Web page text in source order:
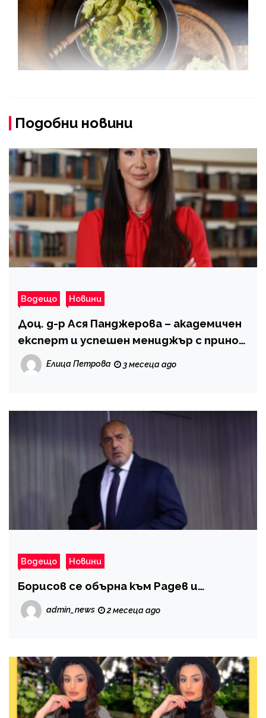
Подобни новини
Водещо Новини
Доц. д-р Ася Панджерова – академичен
експерт и успешен мениджър с принос
към туризма
Елица Петрова 3 месеца ago
Водещо Новини
Борисов се обърна към Радев и…
admin_news 2 месеца ago